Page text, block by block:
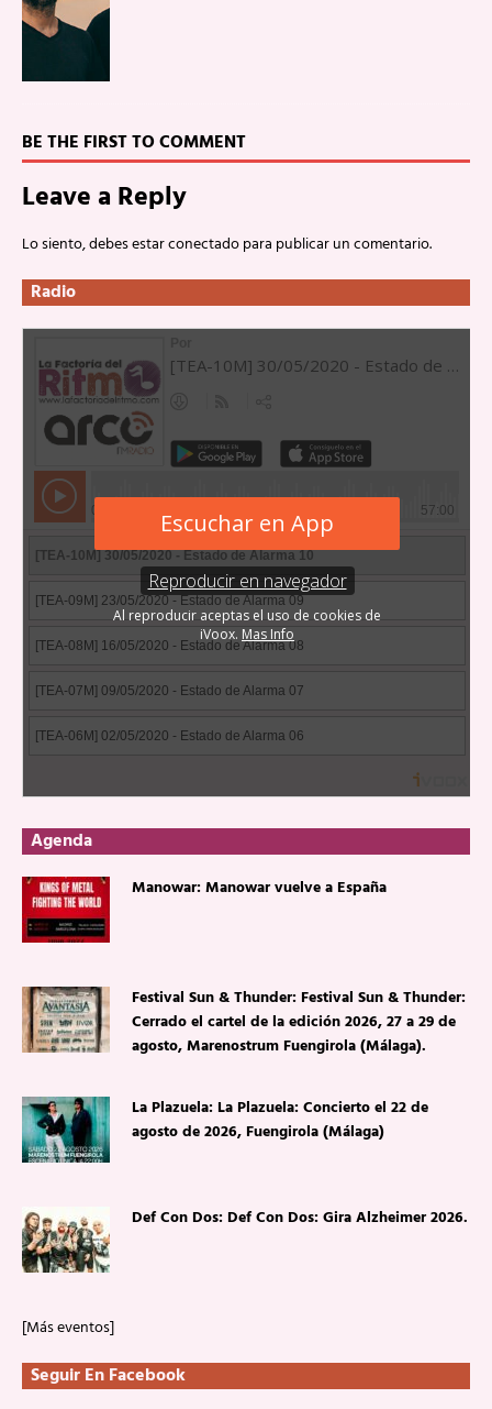
BE THE FIRST TO COMMENT
Leave a Reply
Lo siento, debes estarconectadopara publicar un comentario.
Radio
Agenda
Manowar: Manowar vuelve a España
Festival Sun & Thunder: Festival Sun & Thunder:
Cerrado el cartel de la edición 2026, 27 a 29 de
agosto, Marenostrum Fuengirola (Málaga).
La Plazuela: La Plazuela: Concierto el 22 de
agosto de 2026, Fuengirola (Málaga)
Def Con Dos: Def Con Dos: Gira Alzheimer 2026.
[Más eventos]
Seguir En Facebook